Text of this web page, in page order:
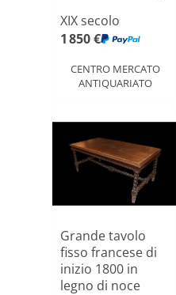
XIX secolo
1 850 €
CENTRO MERCATO
ANTIQUARIATO
Grande tavolo
fisso francese di
inizio 1800 in
legno di noce